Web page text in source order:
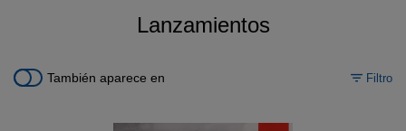
Lanzamientos
También aparece en Filtro